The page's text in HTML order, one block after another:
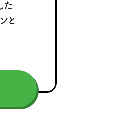
た
と